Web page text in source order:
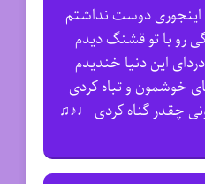
دوست نداشتم
رو با تو قشنگ دیدم
این دنیا خندیدم
خوشمون و تباه کردی
چقدر گناه کردی ♩♪♫